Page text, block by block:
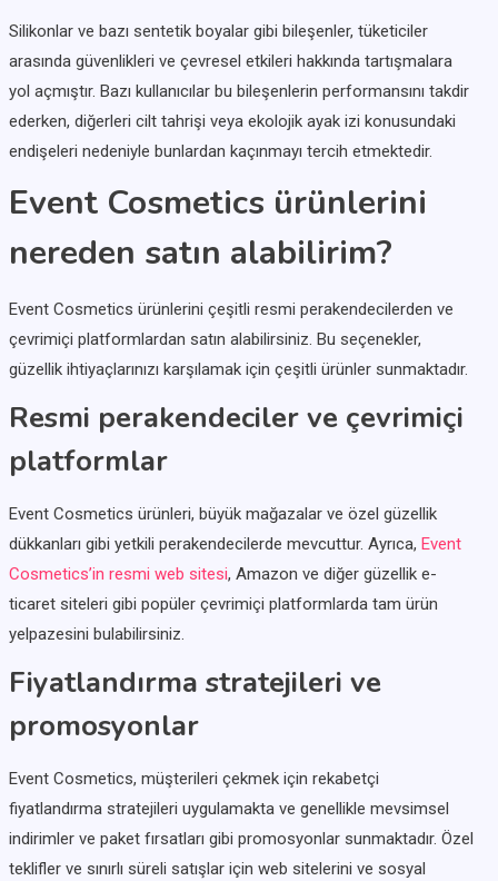
Silikonlar ve bazı sentetik boyalar gibi bileşenler, tüketiciler
arasında güvenlikleri ve çevresel etkileri hakkında tartışmalara
yol açmıştır. Bazı kullanıcılar bu bileşenlerin performansını takdir
ederken, diğerleri cilt tahrişi veya ekolojik ayak izi konusundaki
endişeleri nedeniyle bunlardan kaçınmayı tercih etmektedir.
Event Cosmetics ürünlerini
nereden satın alabilirim?
Event Cosmetics ürünlerini çeşitli resmi perakendecilerden ve
çevrimiçi platformlardan satın alabilirsiniz. Bu seçenekler,
güzellik ihtiyaçlarınızı karşılamak için çeşitli ürünler sunmaktadır.
Resmi perakendeciler ve çevrimiçi
platformlar
Event Cosmetics ürünleri, büyük mağazalar ve özel güzellik
dükkanları gibi yetkili perakendecilerde mevcuttur. Ayrıca, Event
Cosmetics’in resmi web sitesi, Amazon ve diğer güzellik e-
ticaret siteleri gibi popüler çevrimiçi platformlarda tam ürün
yelpazesini bulabilirsiniz.
Fiyatlandırma stratejileri ve
promosyonlar
Event Cosmetics, müşterileri çekmek için rekabetçi
fiyatlandırma stratejileri uygulamakta ve genellikle mevsimsel
indirimler ve paket fırsatları gibi promosyonlar sunmaktadır. Özel
teklifler ve sınırlı süreli satışlar için web sitelerini ve sosyal